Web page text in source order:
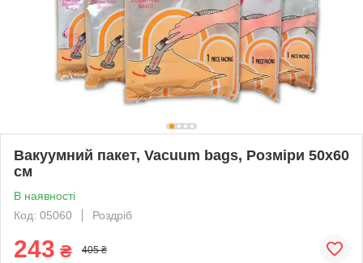
Вакуумний пакет, Vacuum bags, Розміри 50x60
см
В наявності
Код: 05060
Роздріб
243 ₴ 405 ₴